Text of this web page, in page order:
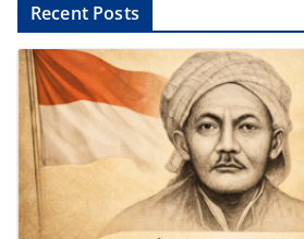
l
t
Recent Posts